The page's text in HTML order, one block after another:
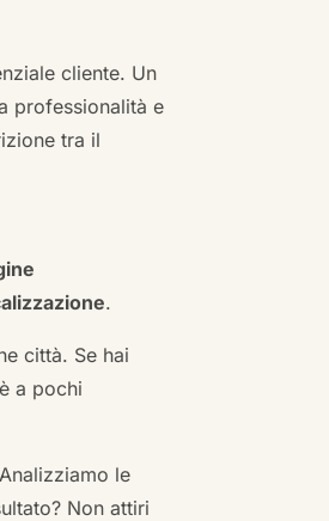
cliente. Un
professionalità e
tra il
.
città. Se hai
a pochi
le
Non attiri